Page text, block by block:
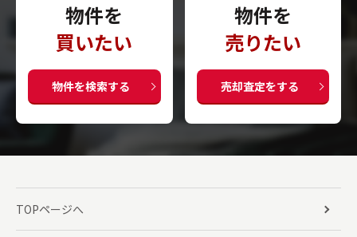
物件を
買いたい
物件を検索する
物件を
売りたい
売却査定をする
TOPページへ